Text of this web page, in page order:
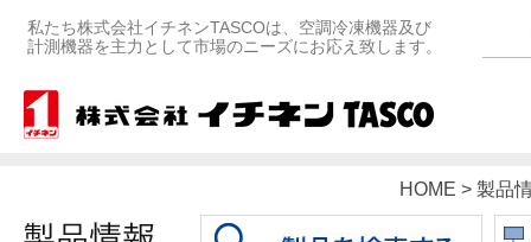
私たち株式会社イチネンTASCOは、空調冷凍機器及び
計測機器を主力として市場のニーズにお応え致します。
HOME > 製品